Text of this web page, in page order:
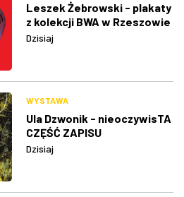
Leszek Żebrowski - plakaty
z kolekcji BWA w Rzeszowie
Dzisiaj
WYSTAWA
Ula Dzwonik - nieoczywisTA
CZĘŚĆ ZAPISU
Dzisiaj